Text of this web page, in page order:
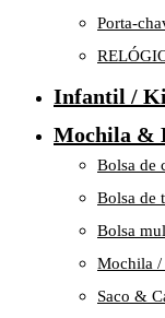
Porta-
Infantil /
Mochila &
Bolsa de
Bolsa de
Bolsa
Mochila /
Saco &